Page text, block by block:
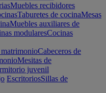
Muebles recibidores
Taburetes de cocinaMesas
Muebles auxiliares de
modularesCocinas
matrimonioCabeceros de
Mesitas de
juvenil
EscritoriosSillas de